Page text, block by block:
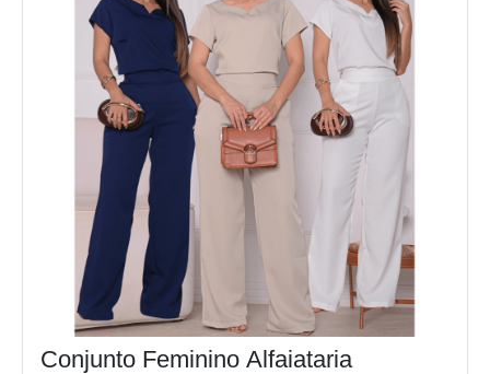
Conjunto Feminino Alfaiataria